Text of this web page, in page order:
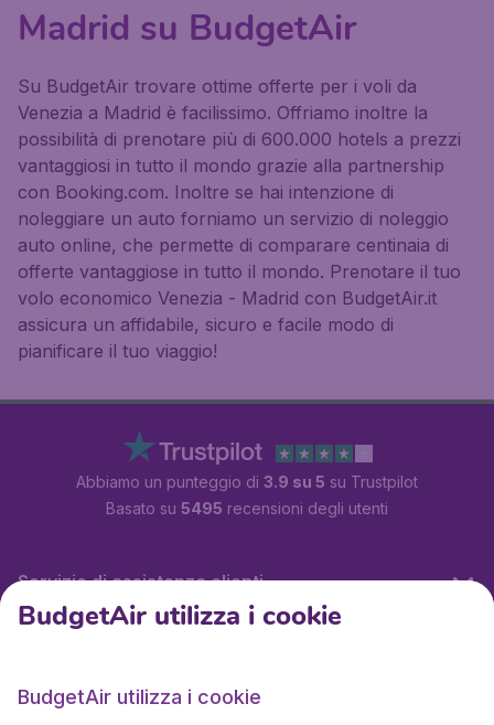
Madrid su BudgetAir
Su BudgetAir trovare ottime offerte per i voli da
Venezia a Madrid è facilissimo. Offriamo inoltre la
possibilità di prenotare più di 600.000 hotels a prezzi
vantaggiosi in tutto il mondo grazie alla partnership
con Booking.com. Inoltre se hai intenzione di
noleggiare un auto forniamo un servizio di noleggio
auto online, che permette di comparare centinaia di
offerte vantaggiose in tutto il mondo. Prenotare il tuo
volo economico Venezia - Madrid con BudgetAir.it
assicura un affidabile, sicuro e facile modo di
pianificare il tuo viaggio!
Abbiamo un punteggio di 3.9 su 5 su Trustpilot
Basato su 5495 recensioni degli utenti
Servizio di assistenza clienti
BudgetAir utilizza i cookie
BudgetAir utilizza i cookie